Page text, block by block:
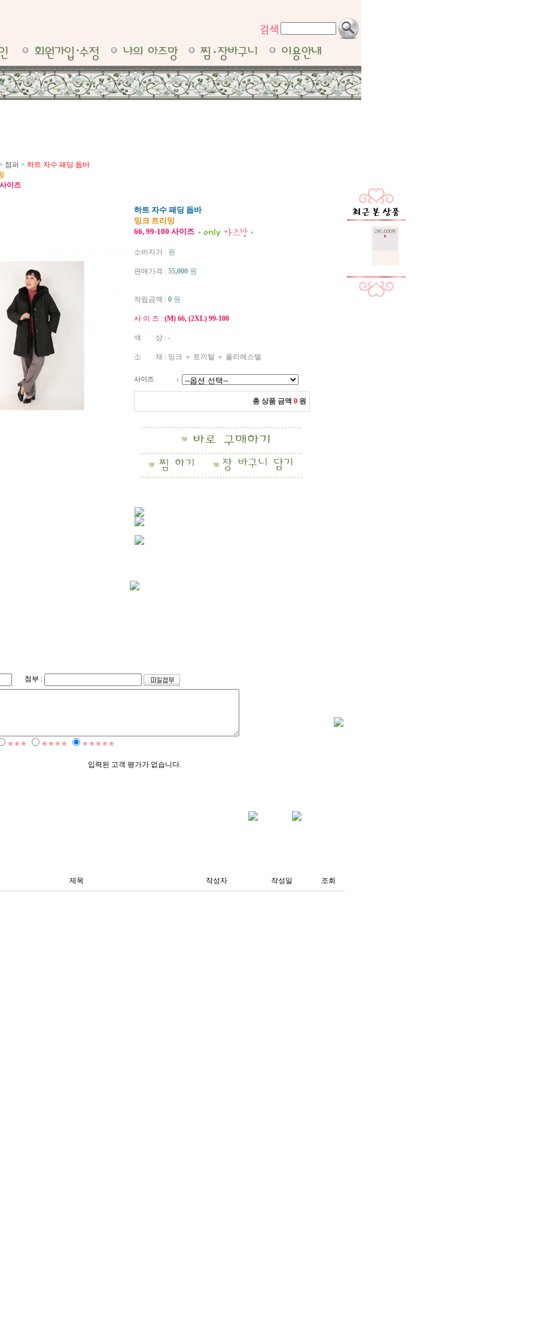
점퍼 > 하트 자수 패딩 돕바
이즈
하트 자수 패딩 돕바
밍크 트리밍
66, 99-100 사이즈
소비자가 : 원
판매가격 : 55,000 원
적립금액 : 0 원
사 이 즈 : (M) 66, (2XL) 99-100
색 상 : -
소 재 : 밍크 ＋ 토끼털 ＋ 폴리에스텔
사이즈 :
총 상품 금액 0 원
첨부 :
★★★ ★★★★ ★★★★★
입력된 고객 평가가 없습니다.
제목 작성자 작성일 조회